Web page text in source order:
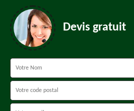
Devis gratuit